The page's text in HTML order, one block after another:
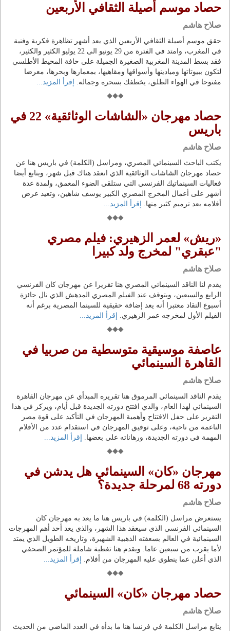
حصاد موسم أصيلة الثقافي الأربعين
صلاح هاشم
حقق موسم أصيلة الثقافي الأربعين الذي يعد أشهر تظاهرة فكرية وفنية
في المغرب، وامتد في الفترة من 29 يونيو الى 22 يوليو الكثير والكثير،
فقد بسط المدينة المغربية الصغيرة الجميلة على حافة المحيط الأطلسي
لتكون ببيوتاتها وميادينها وأسواقها ومقاهيها، بمعمارها وبحرها، معرضا
مفتوحا في الهواء الطلق، يخطفك بسحره وجماله.
إقرأ المزيد...
حصاد مهرجان «الشاشات الوثائقية» 22 في
باريس
صلاح هاشم
يكتب الباحث السينمائي المصري، ومراسل (الكلمة) في باريس هنا عن
حصاد مهرجان الشاشات الوثائقية الذي انعقد هناك قبل شهر، ويتابع أيضا
فعاليات السينماتيك الفرنسي التي ستلقى الضوء المعمق، ولمدة عدة
أشهر على أعمال المخرج المصري الكبير يوسف شاهين، وتعيد عرض
أفلامه بعد ترميم كثير منها.
إقرأ المزيد...
«ريش» لعمر الزهيري: فيلم مصري
"عبقري" لمخرج ولد كبيرا
صلاح هاشم
يقدم لنا الناقد السينمائي المصري هنا تقريرا عن مهرجان كان الفرنسي
الرابع والسبعين، ويتوقف عند الفيلم المصري المدهش الذي نال جائزة
أسبوع النقاد معتبرا أنه يعد إضافة حقيقية للسينما المصرية برغم أنه
الفيلم الأول لمخرجه عمر الزهيري.
إقرأ المزيد...
عاصفة موسيقية متوسطية من صربيا في
القاهرة السينمائي
صلاح هاشم
يقدم الناقد السينمائي المرموق هنا تقريره المبدأي عن مهرجان القاهرة
السينمائي لهذا العام، والذي افتتح دورته الجديدة قبل أيام، ويركز في هذا
التقرير على حفل الافتتاح وأهمية المهرجان في التأكيد على قوة مصر
الناعمة من ناحية، وعلى توفيق المهرجان في استقدام عدد من الأفلام
المهمة في دورته الجديدة، ورهاناته على بعضها.
إقرأ المزيد...
مهرجان «كان» السينمائي هل يدشن في
دورته 68 لمرحلة جديدة؟
صلاح هاشم
يستعرض مراسل (الكلمة) في باريس هنا ما يعد به مهرجان كان
السينمائي الفرنسي الذي سيعقد هذا الشهر، والذي يعد أحد أهم المهرجات
السينمائية في العالم بسعفته الذهبية الشهيرة، وتاريخه الطويل الذي يمتد
لأما يقرب من سبعين عاما. ويقدم هنا تغطية شاملة للمؤتمر الصحفي
الذي أعلن عما ينطوي عليه المهرجان من أفلام.
إقرأ المزيد...
حصاد مهرجان «كان» السينمائي
صلاح هاشم
يتابع مراسل الكلمة في فرنسا هنا ما بدأه في العدد الماضي من الحديث